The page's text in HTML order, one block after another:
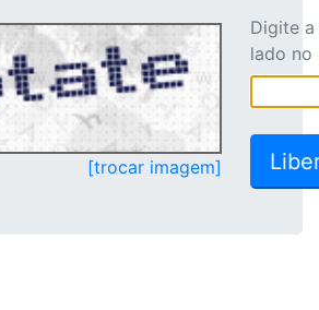
[trocar imagem]
Digite
lado no